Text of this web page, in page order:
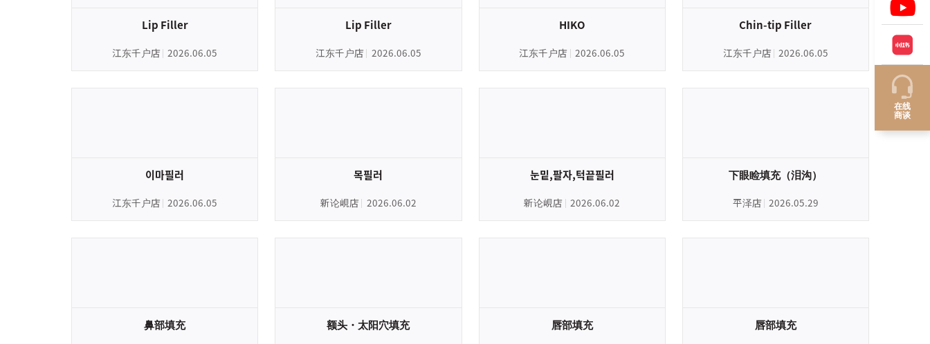
Lip Filler
江东千户店 2026.06.05
Lip Filler
江东千户店 2026.06.05
HIKO
江东千户店 2026.06.05
Chin-tip Filler
江东千户店 2026.06.05
이마필러
江东千户店 2026.06.05
목필러
新论峴店 2026.06.02
눈밑,팔자,턱끝필러
新论峴店 2026.06.02
下眼睑填充（泪沟）
平泽店 2026.05.29
鼻部填充 额头・太阳穴填充 唇部填充 唇部填充
在线
商谈